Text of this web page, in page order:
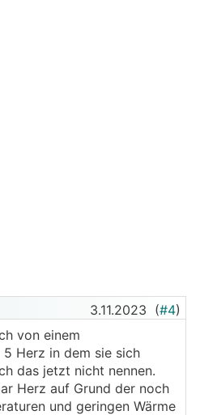
3.11.2023 (#4)
von einem
Herz in dem sie sich
das jetzt nicht nennen.
Herz auf Grund der noch
und geringen Wärme